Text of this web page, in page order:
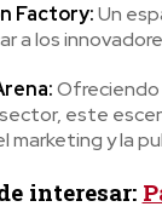
Factory:Un
a los
Ofreciendo
este
marketing y la
interesar: